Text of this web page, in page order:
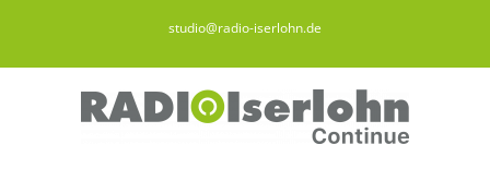
springen
studio@radio-iserlohn.de